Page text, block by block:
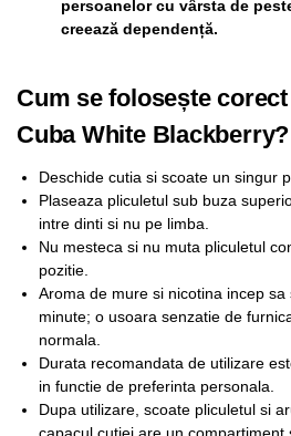
persoanelor cu vârsta de
creează dependență.
Cum se folosește
Cuba White Blackberry?
Deschide cutia si scoate un singur
Plaseaza pliculetul sub buza
intre dinti si nu pe limba.
Nu mesteca si nu muta pliculetul
pozitie.
Aroma de mure si nicotina incep
minute; o usoara senzatie de
normala.
Durata recomandata de utilizare
in functie de preferinta personala.
Dupa utilizare, scoate pliculetul si